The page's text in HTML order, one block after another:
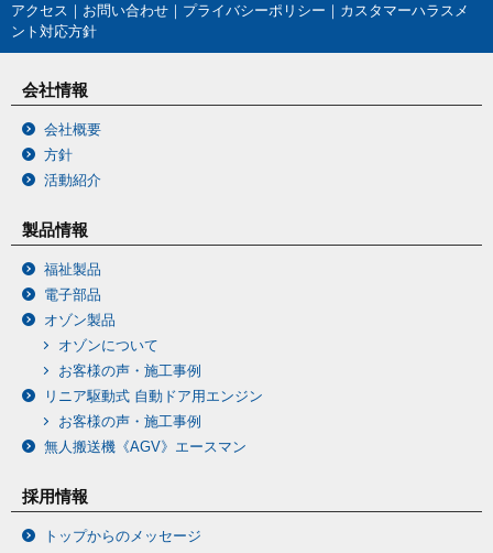
アクセス ｜ お問い合わせ ｜ プライバシーポリシー ｜ カスタマーハラスメ
ント対応方針
会社情報
会社概要
方針
活動紹介
製品情報
福祉製品
電子部品
オゾン製品
オゾンについて
お客様の声・施工事例
リニア駆動式 自動ドア用エンジン
お客様の声・施工事例
無人搬送機《AGV》エースマン
採用情報
トップからのメッセージ